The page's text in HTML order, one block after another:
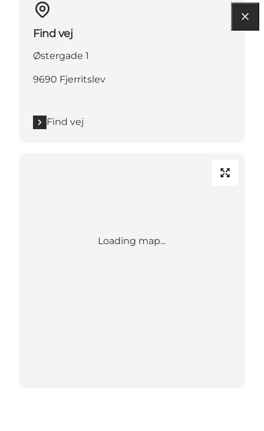
Find vej
Østergade 1
9690 Fjerritslev
Find vej
Loading map...